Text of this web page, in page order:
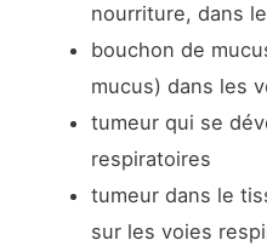
nourriture, dans
bouchon de
mucus) dans les
tumeur qui se
respiratoires
tumeur dans le
sur les voies